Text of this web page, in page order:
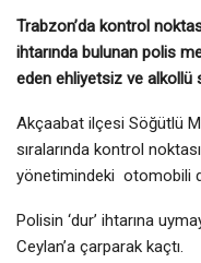
Trabzon’da kontrol
ihtarında bulunan polis
eden ehliyetsiz ve alkollü
Akçaabat ilçesi Söğütlü
sıralarında kontrol
yönetimindeki otomobili
Polisin ‘dur’ ihtarına
Ceylan’a çarparak kaçtı.